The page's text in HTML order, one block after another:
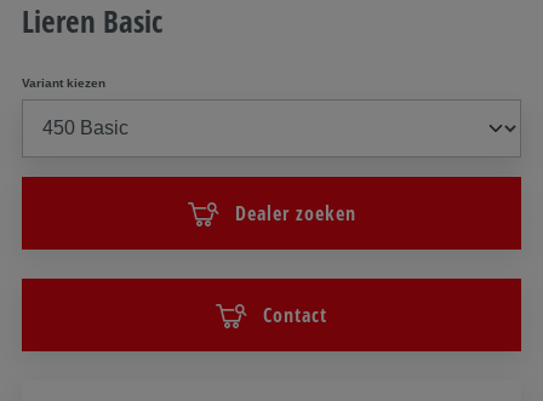
Lieren Basic
Variant kiezen
Dealer zoeken
Contact